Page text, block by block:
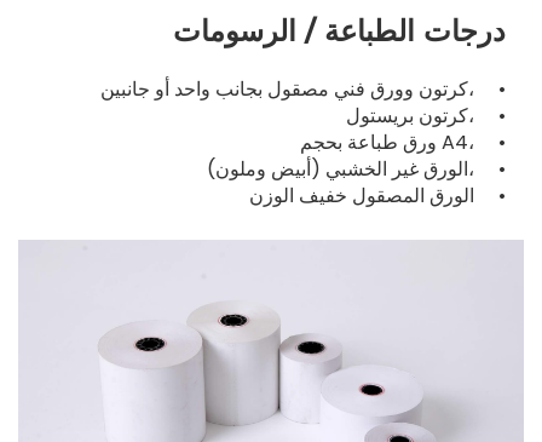
درجات الطباعة / الرسومات
كرتون وورق فني مصقول بجانب واحد أو جانبين، •
كرتون بريستول، •
ورق طباعة بحجم A4، •
الورق غير الخشبي (أبيض وملون)، •
الورق المصقول خفيف الوزن •